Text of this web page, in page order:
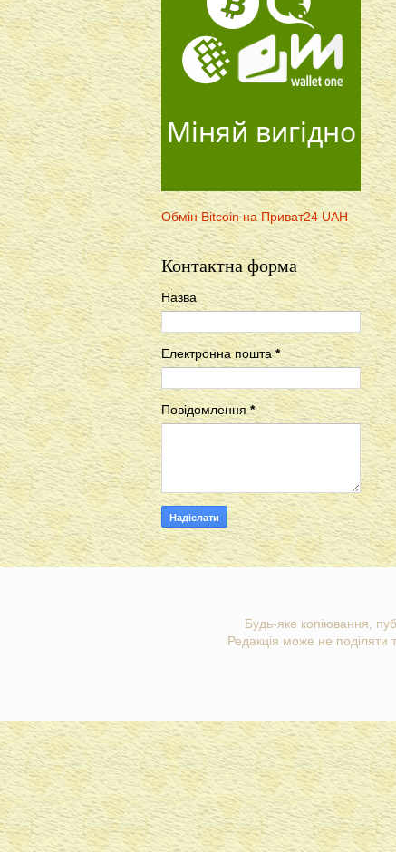
Міняй вигідно
Обмін Bitcoin на Приват24 UAH
Контактна форма
Назва
Електронна пошта*
Повідомлення*
Будь-яке копіювання,
Редакція може не поділяти